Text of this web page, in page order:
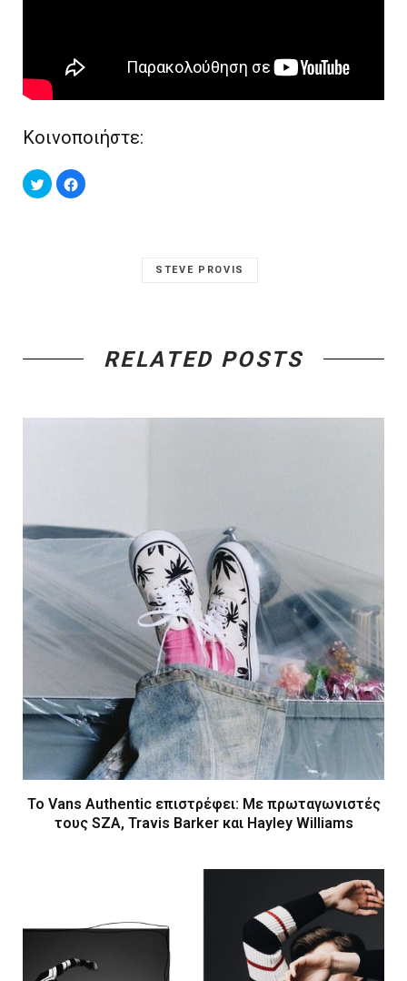
Κοινοποιήστε:
STEVE PROVIS
RELATED POSTS
Το Vans Authentic επιστρέφει: Με πρωταγωνιστές
τους SZA, Travis Barker και Hayley Williams